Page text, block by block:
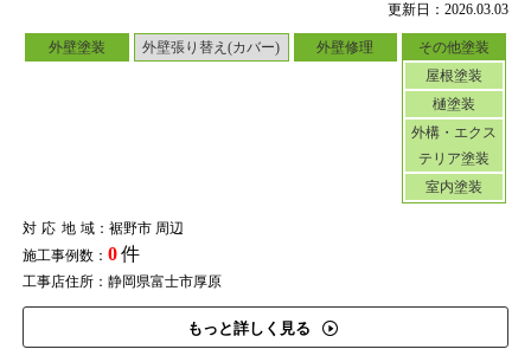
更新日：2026.03.03
外壁塗装 外壁張り替え(カバー) 外壁修理
その他塗装
屋根塗装
樋塗装
外構・エクス
テリア塗装
室内塗装
対応地域：裾野市 周辺
施工事例数： 0件
工事店住所：静岡県富士市厚原
もっと詳しく見る